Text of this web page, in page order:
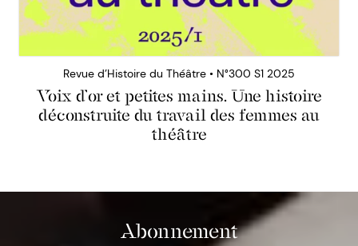
Revue d’Histoire du Théâtre • N°300 S1 2025
Voix d’or et petites mains. Une histoire
déconstruite du travail des femmes au
théâtre
Abonnement